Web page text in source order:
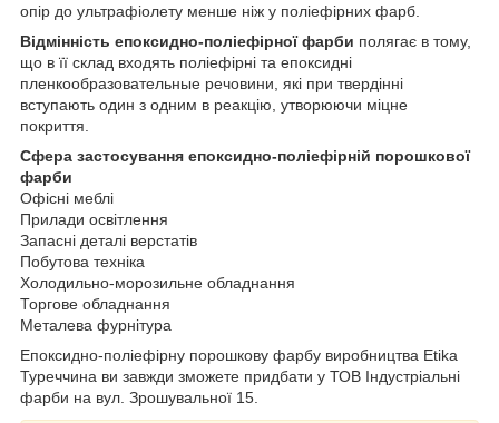
опір до ультрафіолету менше ніж у поліефірних фарб.
Відмінність епоксидно-поліефірної фарби полягає в тому,
що в її склад входять поліефірні та епоксидні
пленкообразовательные речовини, які при твердінні
вступають один з одним в реакцію, утворюючи міцне
покриття.
Сфера застосування епоксидно-поліефірній порошкової
фарби
Офісні меблі
Прилади освітлення
Запасні деталі верстатів
Побутова техніка
Холодильно-морозильне обладнання
Торгове обладнання
Металева фурнітура
Епоксидно-поліефірну порошкову фарбу виробництва Etika
Туреччина ви завжди зможете придбати у ТОВ Індустріальні
фарби на вул. Зрошувальної 15.